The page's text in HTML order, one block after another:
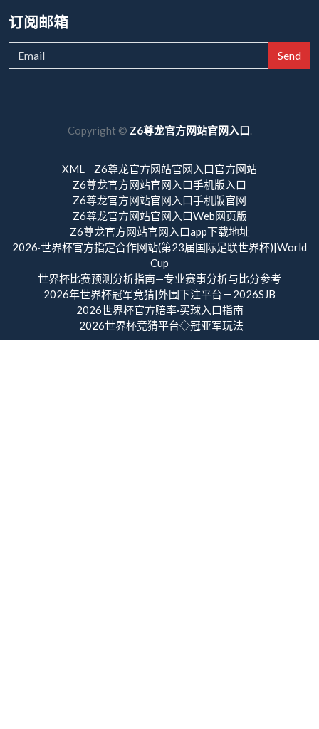
订阅邮箱
Send
Copyright © Z6尊龙官方网站官网入口.
XML
Z6尊龙官方网站官网入口官方网站
Z6尊龙官方网站官网入口手机版入口
Z6尊龙官方网站官网入口手机版官网
Z6尊龙官方网站官网入口Web网页版
Z6尊龙官方网站官网入口app下载地址
2026·世界杯官方指定合作网站(第23届国际足联世界杯)|World
Cup
世界杯比赛预测分析指南—专业赛事分析与比分参考
2026年世界杯冠军竞猜|外围下注平台－2026SJB
2026世界杯官方赔率·买球入口指南
2026世界杯竞猜平台◇冠亚军玩法